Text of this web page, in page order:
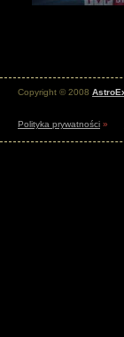
Copyright © 2008
Polityka prywatności »